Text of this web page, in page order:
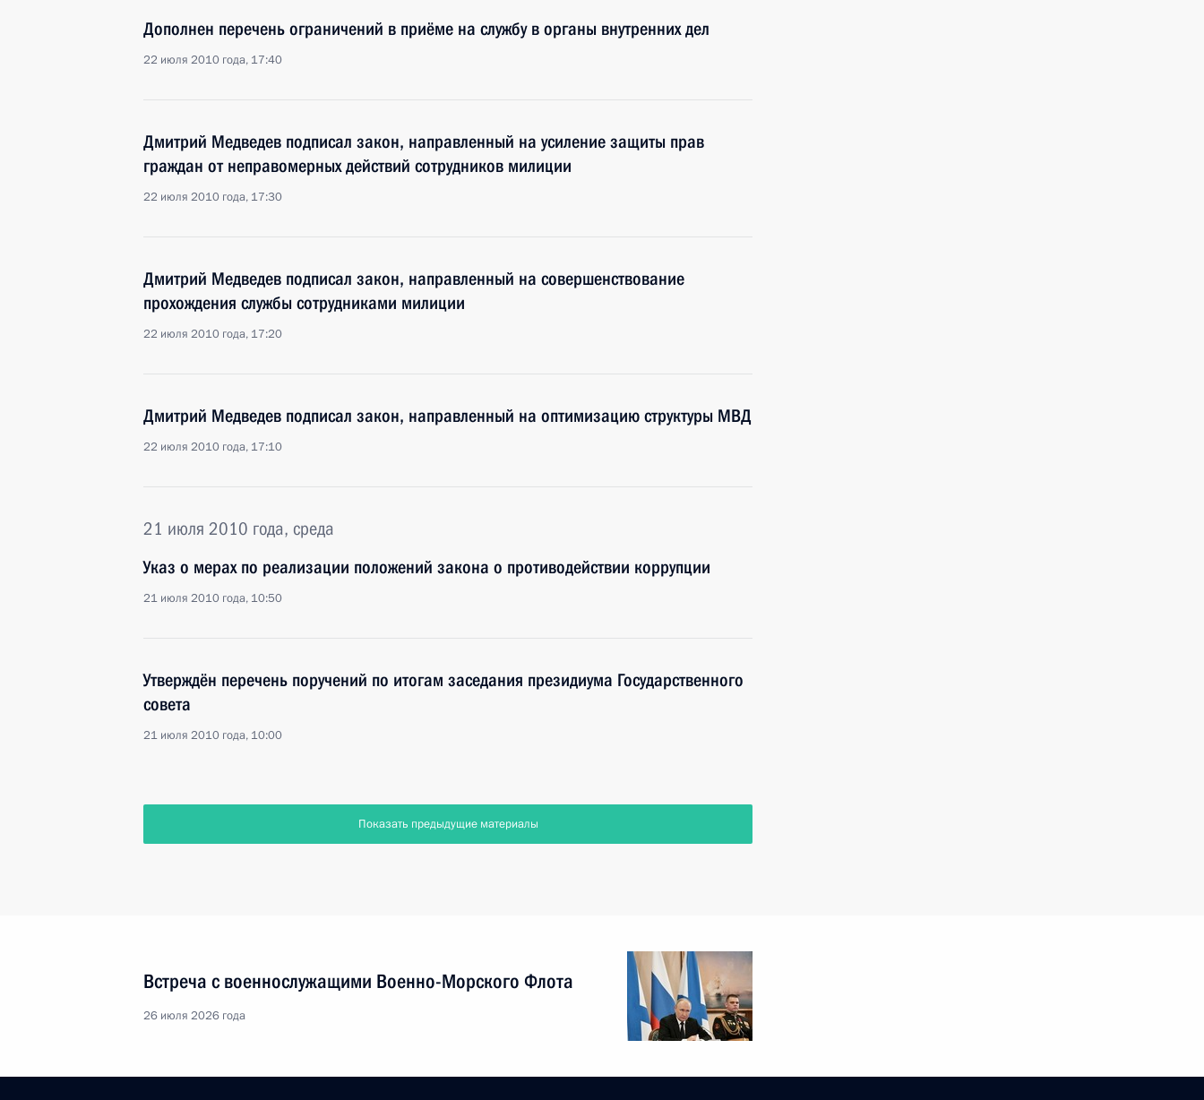
Дополнен перечень ограничений в приёме на службу в органы внутренних дел
22 июля 2010 года, 17:40
Дмитрий Медведев подписал закон, направленный на усиление защиты прав
граждан от неправомерных действий сотрудников милиции
22 июля 2010 года, 17:30
Дмитрий Медведев подписал закон, направленный на совершенствование
прохождения службы сотрудниками милиции
22 июля 2010 года, 17:20
Дмитрий Медведев подписал закон, направленный на оптимизацию структуры МВД
22 июля 2010 года, 17:10
21 июля 2010 года, среда
Указ о мерах по реализации положений закона о противодействии коррупции
21 июля 2010 года, 10:50
Утверждён перечень поручений по итогам заседания президиума Государственного
совета
21 июля 2010 года, 10:00
Показать предыдущие материалы
Встреча с военнослужащими Военно-Морского Флота
26 июля 2026 года